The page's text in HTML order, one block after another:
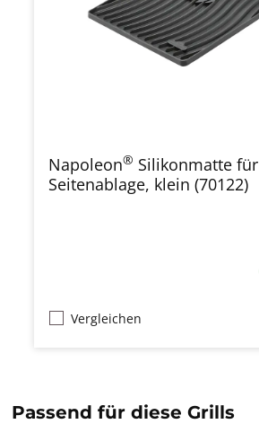
Napoleon® Silikonmatte für
Seitenablage, klein (70122)
Vergleichen
Passend für diese Grills